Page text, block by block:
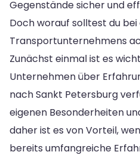
Gegenstände sicher und
Doch worauf solltest du bei
Transportunternehmens
Zunächst einmal ist es
Unternehmen über
nach Sankt Petersburg
eigenen Besonderheiten
daher ist es von Vorteil,
bereits umfangreiche